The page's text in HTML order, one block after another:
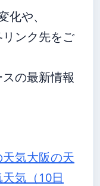
や、
ンク先をご
の最新情報
気大阪の天
天気（10日